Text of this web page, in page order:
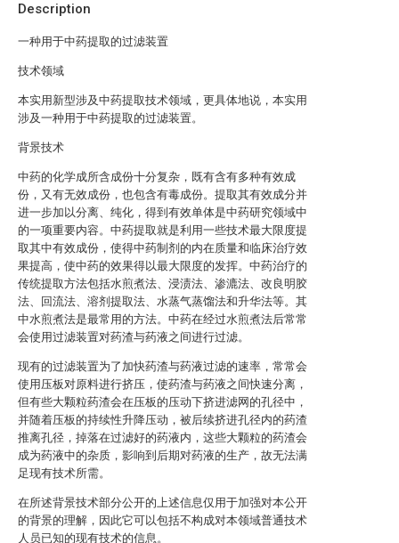
Description
一种用于中药提取的过滤装置
技术领域
本实用新型涉及中药提取技术领域，更具体地说，本实用
涉及一种用于中药提取的过滤装置。
背景技术
中药的化学成所含成份十分复杂，既有含有多种有效成
份，又有无效成份，也包含有毒成份。提取其有效成分并
进一步加以分离、纯化，得到有效单体是中药研究领域中
的一项重要内容。中药提取就是利用一些技术最大限度提
取其中有效成份，使得中药制剂的内在质量和临床治疗效
果提高，使中药的效果得以最大限度的发挥。中药治疗的
传统提取方法包括水煎煮法、浸渍法、渗漉法、改良明胶
法、回流法、溶剂提取法、水蒸气蒸馏法和升华法等。其
中水煎煮法是最常用的方法。中药在经过水煎煮法后常常
会使用过滤装置对药渣与药液之间进行过滤。
现有的过滤装置为了加快药渣与药液过滤的速率，常常会
使用压板对原料进行挤压，使药渣与药液之间快速分离，
但有些大颗粒药渣会在压板的压动下挤进滤网的孔径中，
并随着压板的持续性升降压动，被后续挤进孔径内的药渣
推离孔径，掉落在过滤好的药液内，这些大颗粒的药渣会
成为药液中的杂质，影响到后期对药液的生产，故无法满
足现有技术所需。
在所述背景技术部分公开的上述信息仅用于加强对本公开
的背景的理解，因此它可以包括不构成对本领域普通技术
人员已知的现有技术的信息。